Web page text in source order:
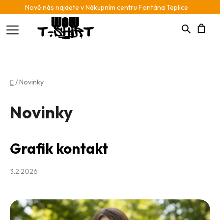
Nově nás najdete v Nákupním centru Fontána Teplice
Hledat
Domů
/Novinky
Novinky
V
ý
p
s
č
Grafik kontakt
3.2.2026